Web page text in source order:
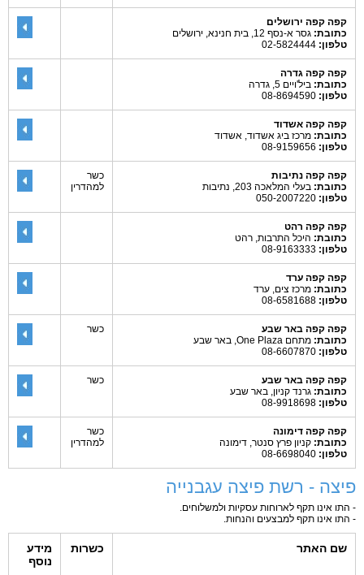
קפה קפה ירושלים
כתובת: גסר א-נסף 12, בית חנינא, ירושלים
טלפון:
קפה קפה גדרה
כתובת: ביל'ויים 5, גדרה
טלפון:
קפה קפה אשדוד
כתובת: מרכז ביג אשדוד, אשדוד
טלפון:
קפה קפה נתיבות
כתובת: בעלי המלאכה 203, נתיבות
טלפון:
כשר
למהדרין
קפה קפה רהט
כתובת: היכל התרבות, רהט
טלפון:
קפה קפה ערד
כתובת: מרכז צים, ערד
טלפון:
קפה קפה באר שבע
כתובת: מתחם One Plaza, באר שבע
טלפון:
כשר
קפה קפה באר שבע
כתובת: גרנד קניון, באר שבע
טלפון:
כשר
קפה קפה דימונה
כתובת: קניון פרץ סנטר, דימונה
טלפון:
כשר
למהדרין
פיצה - רשת פיצה עגבנייה
- התו אינו תקף לארוחות עסקיות ולמשלוחים.
- התו אינו תקף למבצעים והנחות.
שם האתר כשרות
מידע
נוסף